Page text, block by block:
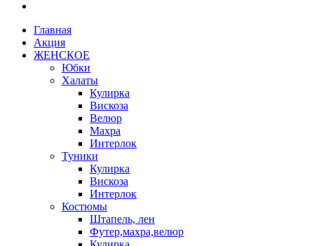
Главная
Акция
ЖЕНСКОЕ
Юбки
Халаты
Кулирка
Вискоза
Велюр
Махра
Интерлок
Туники
Кулирка
Вискоза
Интерлок
Костюмы
Штапель, лен
Футер,махра,велюр